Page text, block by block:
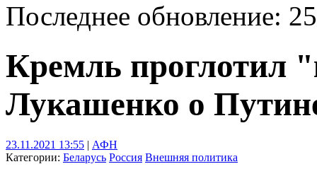
Последнее обновление:
Кремль проглотил
Лукашенко о
23.11.2021 13:55 | АФН
Категории: Беларусь Россия Внешняя политика